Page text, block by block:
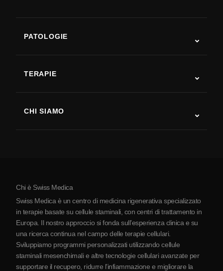
PATOLOGIE
Malattia di Parkinson
Artrite
TERAPIE
CHI SIAMO
La Serbia
Partnership
Chi è Swiss Medica
Swiss Medica è un centro di medicina rigenerativa specializzato
in terapie basate su cellule staminali, con centri di trattamento in
Europa. Il nostro approccio si fonda sull’esperienza clinica e su
una ricerca continua nel campo delle terapie cellulari.
Sviluppiamo programmi personalizzati utilizzando cellule
staminali mesenchimali e altre tecnologie cellulari avanzate per
supportare il recupero, ridurre l’infiammazione e migliorare la